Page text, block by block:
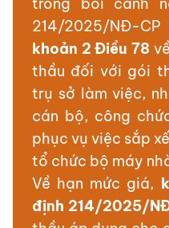
trong bối cảnh
214/2025/NĐ-
khoản 2 Điều 78
thầu đối với gói
trụ sở làm việc,
cán bộ, công
phục vụ việc sắp
tổ chức bộ máy
Về hạn mức giá,
định 214/2025/